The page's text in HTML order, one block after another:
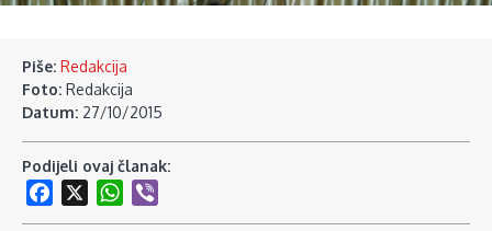
Piše: Redakcija
Foto: Redakcija
Datum: 27/10/2015
Podijeli ovaj članak:
Facebook
WhatsApp